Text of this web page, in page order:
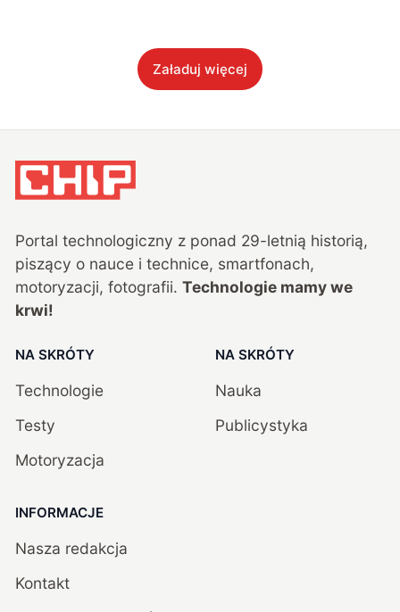
Załaduj więcej
Portal technologiczny z ponad 29-letnią historią,
piszący o nauce i technice, smartfonach,
motoryzacji, fotografii. Technologie mamy we
krwi!
NA SKRÓTY
Technologie
Testy
Motoryzacja
NA SKRÓTY
Nauka
Publicystyka
INFORMACJE
Nasza redakcja
Kontakt